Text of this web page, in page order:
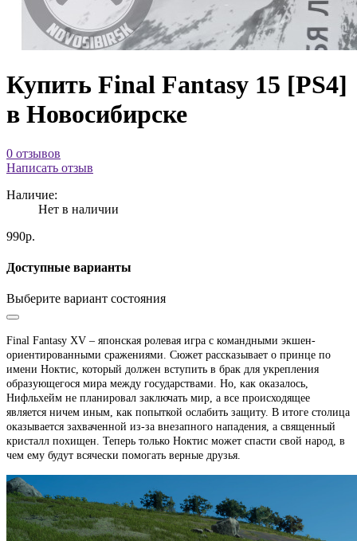
Купить Final Fantasy 15 [PS4]
в Новосибирске
0 отзывов
Написать отзыв
Наличие:
Нет в наличии
990р.
Доступные варианты
Выберите вариант состояния
Final Fantasy XV – японская ролевая игра с командными экшен-
ориентированными сражениями. Сюжет рассказывает о принце по
имени Ноктис, который должен вступить в брак для укрепления
образующегося мира между государствами. Но, как оказалось,
Нифльхейм не планировал заключать мир, а все происходящее
является ничем иным, как попыткой ослабить защиту. В итоге столица
оказывается захваченной из-за внезапного нападения, а священный
кристалл похищен. Теперь только Ноктис может спасти свой народ, в
чем ему будут всячески помогать верные друзья.